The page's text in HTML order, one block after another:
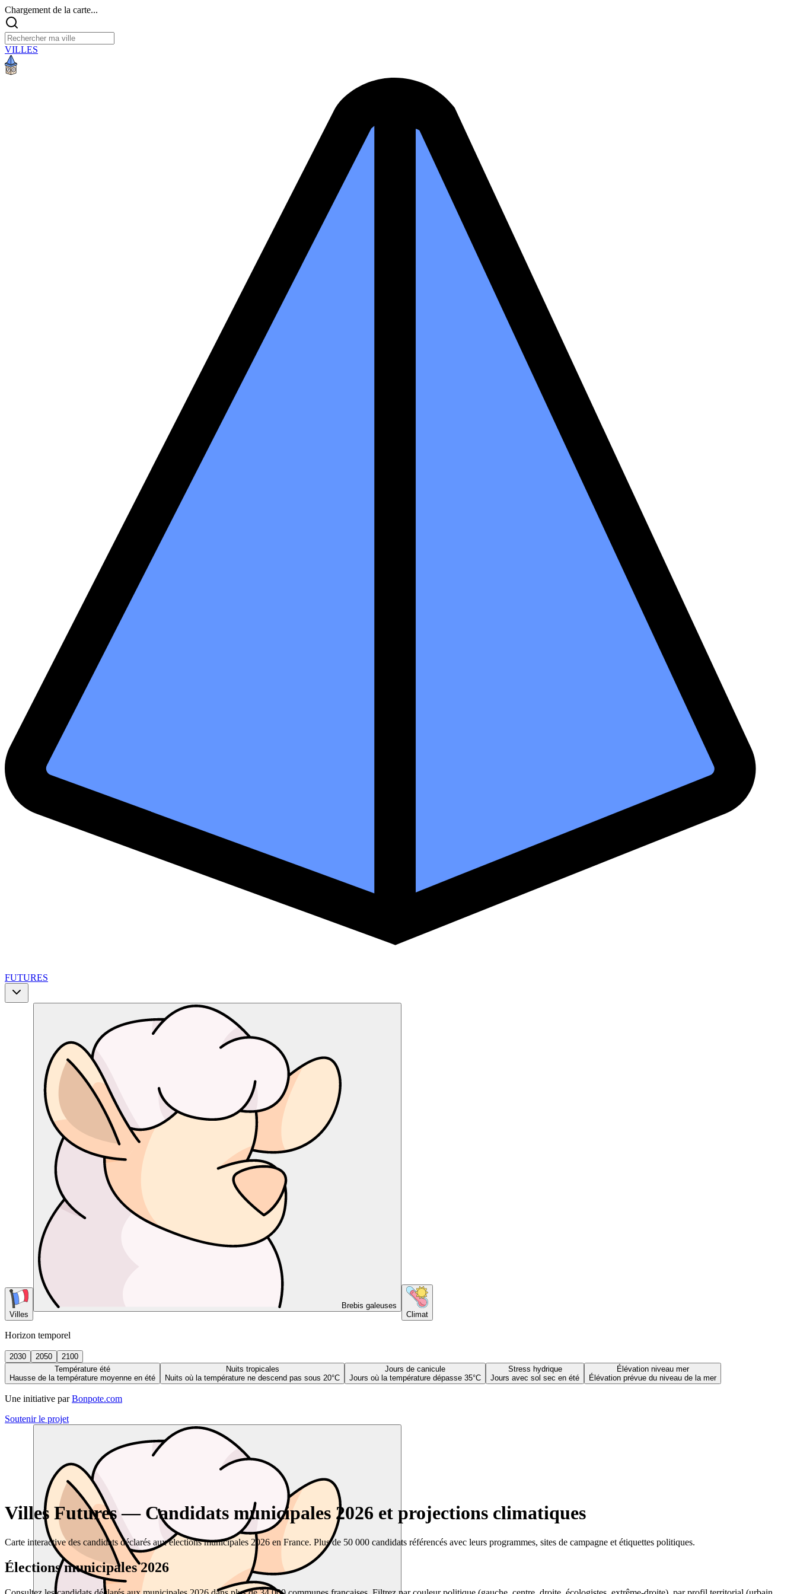
Chargement de la carte...
VILLES
FUTURES
Villes
Brebis galeuses
Climat
Horizon temporel
2030 2050
2100
Température été
Hausse de la température moyenne en été
Nuits tropicales
Nuits où la température ne descend pas sous 20°C
Jours de canicule
Jours où la température dépasse 35°C
Stress hydrique
Jours avec sol sec en été
Élévation niveau mer
Élévation prévue du niveau de la mer
Une initiative par Bonpote.com
Soutenir le projet
Villes Futures — Candidats municipales 2026 et projections climatiques
Carte interactive des candidats déclarés aux élections municipales 2026 en France. Plus de 50 000 candidats référencés avec leurs programmes, sites de campagne et étiquettes politiques.
Élections municipales 2026